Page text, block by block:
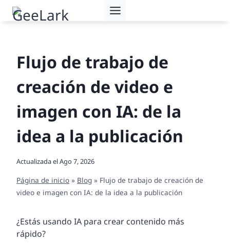
Saltar
Flujo de trabajo de
creación de video e
imagen con IA: de la
idea a la publicación
Actualizada elAgo 7, 2026
Página de inicio » Blog » Flujo de trabajo de creación de
video e imagen con IA: de la idea a la publicación
¿Estás usando IA para crear contenido más
rápido?